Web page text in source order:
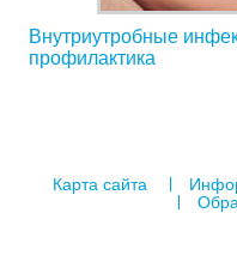
Внутриутробные
профилактика
Карта сайта